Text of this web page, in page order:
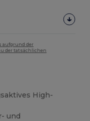
aufgrund der
der tatsächlichen
High-
und